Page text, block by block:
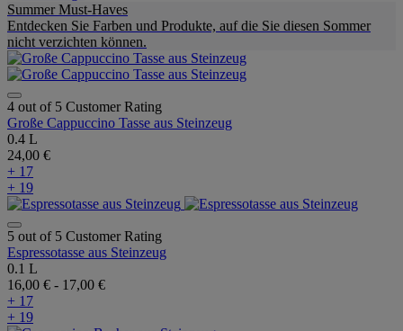
Summer Must-Haves
Entdecken Sie Farben und Produkte, auf die Sie diesen Sommer
nicht verzichten können.
4 out of 5 Customer Rating
Große Cappuccino Tasse aus Steinzeug
0.4 L
24,00 €
+ 17
+ 19
5 out of 5 Customer Rating
Espressotasse aus Steinzeug
0.1 L
16,00 € - 17,00 €
+ 17
+ 19